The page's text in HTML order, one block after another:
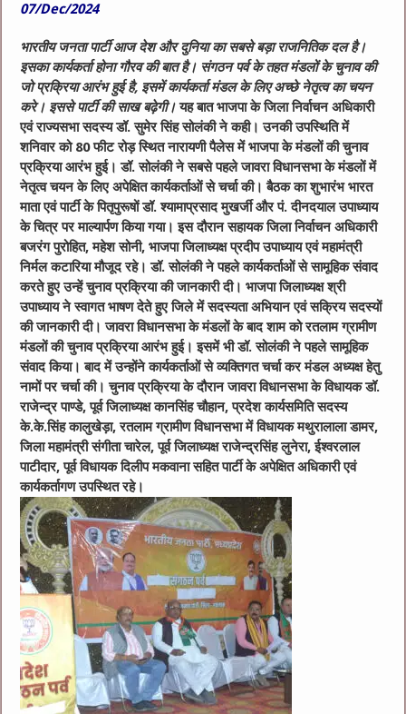
07/Dec/2024
भारतीय जनता पार्टी आज देश और दुनिया का सबसे बड़ा राजनितिक दल है।
इसका कार्यकर्ता होना गौरव की बात है। संगठन पर्व के तहत मंडलों के चुनाव की
जो प्रक्रिया आरंभ हुई है, इसमें कार्यकर्ता मंडल के लिए अच्छे नेतृत्व का चयन
करे। इससे पार्टी की साख बढ़ेगी।यह बात भाजपा के जिला निर्वाचन अधिकारी
एवं राज्यसभा सदस्य डॉ. सुमेर सिंह सोलंकी ने कही। उनकी उपस्थिति में
शनिवार को 80 फीट रोड़ स्थित नारायणी पैलेस में भाजपा के मंडलों की चुनाव
प्रक्रिया आरंभ हुई। डॉ. सोलंकी ने सबसे पहले जावरा विधानसभा के मंडलों में
नेतृत्व चयन के लिए अपेक्षित कार्यकर्ताओं से चर्चा की। बैठक का शुभारंभ भारत
माता एवं पार्टी के पितृपुरूषों डॉ. श्यामाप्रसाद मुखर्जी और पं. दीनदयाल उपाध्याय
के चित्र पर माल्यार्पण किया गया। इस दौरान सहायक जिला निर्वाचन अधिकारी
बजरंग पुरोहित, महेश सोनी, भाजपा जिलाध्यक्ष प्रदीप उपाध्याय एवं महामंत्री
निर्मल कटारिया मौजूद रहे। डॉ. सोलंकी ने पहले कार्यकर्ताओं से सामूहिक संवाद
करते हुए उन्हें चुनाव प्रक्रिया की जानकारी दी। भाजपा जिलाध्यक्ष श्री
उपाध्याय ने स्वागत भाषण देते हुए जिले में सदस्यता अभियान एवं सक्रिय सदस्यों
की जानकारी दी। जावरा विधानसभा के मंडलों के बाद शाम को रतलाम ग्रामीण
मंडलों की चुनाव प्रक्रिया आरंभ हुई। इसमें भी डॉ. सोलंकी ने पहले सामूहिक
संवाद किया। बाद में उन्होंने कार्यकर्ताओं से व्यक्तिगत चर्चा कर मंडल अध्यक्ष हेतु
नामों पर चर्चा की। चुनाव प्रक्रिया के दौरान जावरा विधानसभा के विधायक डॉ.
राजेन्द्र पाण्डे, पूर्व जिलाध्यक्ष कानसिंह चौहान, प्रदेश कार्यसमिति सदस्य
के.के.सिंह कालुखेड़ा, रतलाम ग्रामीण विधानसभा में विधायक मथुरालाला डामर,
जिला महामंत्री संगीता चारेल, पूर्व जिलाध्यक्ष राजेन्द्रसिंह लुनेरा, ईश्वरलाल
पाटीदार, पूर्व विधायक दिलीप मकवाना सहित पार्टी के अपेक्षित अधिकारी एवं
कार्यकर्तागण उपस्थित रहे।